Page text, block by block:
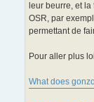
leur beurre, et
OSR, par
permettant de
Pour aller plus
What does